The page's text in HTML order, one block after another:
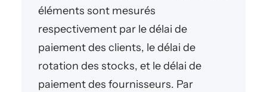
éléments sont mesurés
respectivement par le délai de
paiement des clients, le délai de
rotation des stocks, et le délai de
paiement des fournisseurs. Par